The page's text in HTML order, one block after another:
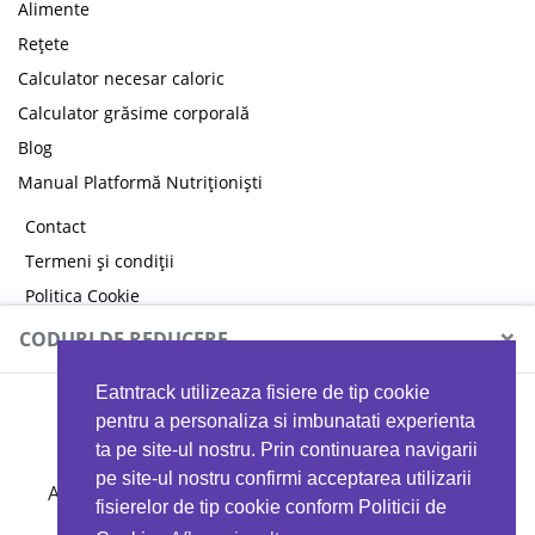
Eatntrack utilizeaza fisiere de tip cookie
pentru a personaliza si imbunatati experienta
ta pe site-ul nostru. Prin continuarea navigarii
pe site-ul nostru confirmi acceptarea utilizarii
fisierelor de tip cookie conform Politicii de
Alimente
Rețete
Calculator necesar caloric
Calculator grăsime corporală
Blog
Manual Platformă Nutriționiști
Contact
Termeni și condiții
Politica Cookie
Politica de confidențialitate
CODURI DE REDUCERE ×
MYPROTEIN
Ai 40%reducere la orice comandă folosind codul
EATTRACK